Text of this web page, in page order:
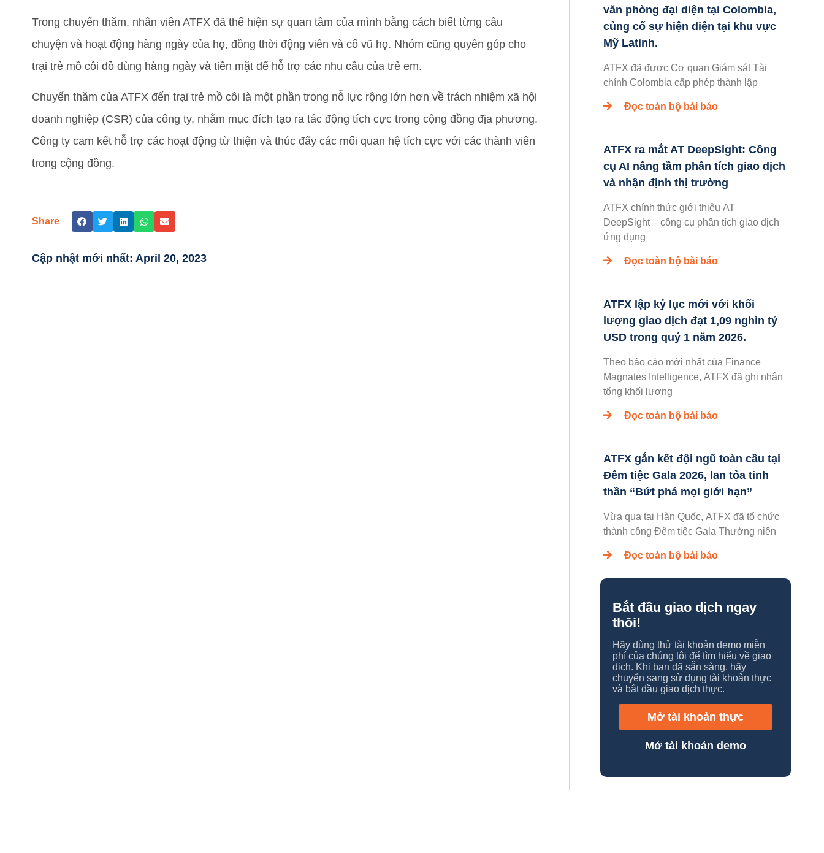
Trong chuyến thăm, nhân viên ATFX đã thể hiện sự quan tâm của mình bằng cách biết từng câu
chuyện và hoạt động hàng ngày của họ, đồng thời động viên và cổ vũ họ. Nhóm cũng quyên góp cho
trại trẻ mồ côi đồ dùng hàng ngày và tiền mặt để hỗ trợ các nhu cầu của trẻ em.
Chuyến thăm của ATFX đến trại trẻ mồ côi là một phần trong nỗ lực rộng lớn hơn về trách nhiệm xã hội
doanh nghiệp (CSR) của công ty, nhằm mục đích tạo ra tác động tích cực trong cộng đồng địa phương.
Công ty cam kết hỗ trợ các hoạt động từ thiện và thúc đẩy các mối quan hệ tích cực với các thành viên
trong cộng đồng.
Share
Cập nhật mới nhất: April 20, 2023
văn phòng đại diện tại Colombia,
củng cố sự hiện diện tại khu vực
Mỹ Latinh.
ATFX đã được Cơ quan Giám sát Tài
chính Colombia cấp phép thành lập
Đọc toàn bộ bài báo
ATFX ra mắt AT DeepSight: Công
cụ AI nâng tầm phân tích giao dịch
và nhận định thị trường
ATFX chính thức giới thiệu AT
DeepSight – công cụ phân tích giao dịch
ứng dụng
Đọc toàn bộ bài báo
ATFX lập kỷ lục mới với khối
lượng giao dịch đạt 1,09 nghìn tỷ
USD trong quý 1 năm 2026.
Theo báo cáo mới nhất của Finance
Magnates Intelligence, ATFX đã ghi nhận
tổng khối lượng
Đọc toàn bộ bài báo
ATFX gắn kết đội ngũ toàn cầu tại
Đêm tiệc Gala 2026, lan tỏa tinh
thần “Bứt phá mọi giới hạn”
Vừa qua tại Hàn Quốc, ATFX đã tổ chức
thành công Đêm tiệc Gala Thường niên
Đọc toàn bộ bài báo
Bắt đầu giao dịch ngay
thôi!
Hãy dùng thử tài khoản demo miễn
phí của chúng tôi để tìm hiểu về giao
dịch. Khi bạn đã sẵn sàng, hãy
chuyển sang sử dụng tài khoản thực
và bắt đầu giao dịch thực.
Mở tài khoản thực
Mở tài khoản demo